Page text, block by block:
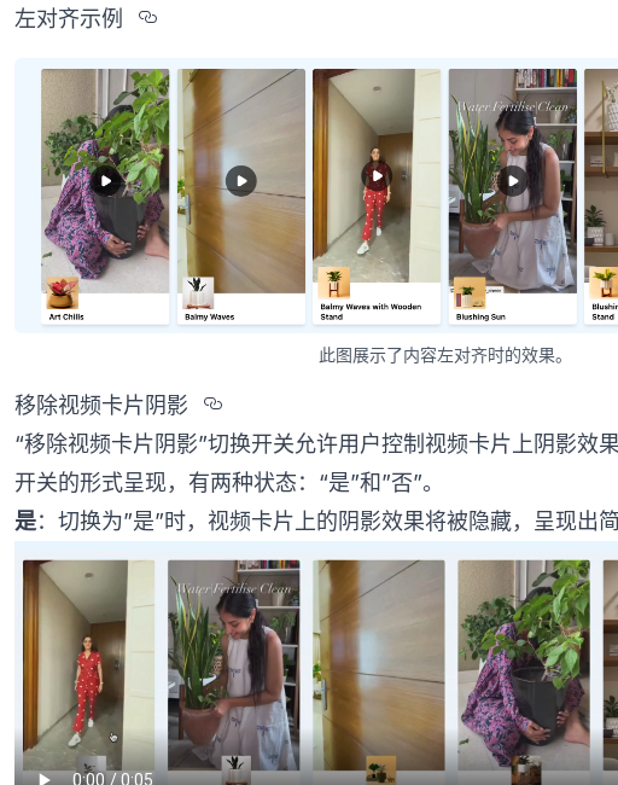
左对齐示例 Section titled
此图展示了内容左对齐时的效果。
移除视频卡片阴影
Section titled
“移除视频卡片阴影”切换开关允许用户控制视频卡片上阴影效
开关的形式呈现，有两种状态：“是”和”否”。
是：切换为”是”时，视频卡片上的阴影效果将被隐藏，呈现出